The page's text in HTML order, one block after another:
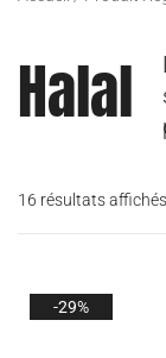
Halal
16 résultats affichés
-29%